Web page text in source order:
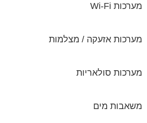
מערכות Wi-Fi
מערכות אזעקה / מצלמות
מערכות סולאריות
משאבות מים